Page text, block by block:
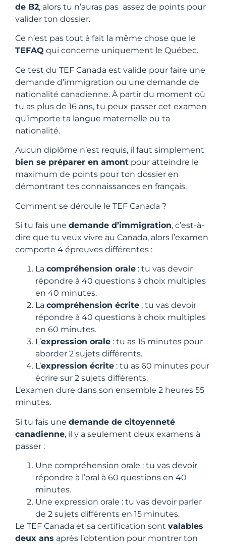
de B2, alors tu n’auras pas assez de points pour
valider ton dossier.
Ce n’est pas tout à fait la même chose que le
TEFAQ qui concerne uniquement le Québec.
Ce test du TEF Canada est valide pour faire une
demande d’immigration ou une demande de
nationalité canadienne. À partir du moment où
tu as plus de 16 ans, tu peux passer cet examen
qu’importe ta langue maternelle ou ta
nationalité.
Aucun diplôme n’est requis, il faut simplement
bien se préparer en amont pour atteindre le
maximum de points pour ton dossier en
démontrant tes connaissances en français.
Comment se déroule le TEF Canada ?
Si tu fais une demande d’immigration, c’est-à-
dire que tu veux vivre au Canada, alors l’examen
comporte 4 épreuves différentes :
La compréhension orale : tu vas devoir
répondre à 40 questions à choix multiples
en 40 minutes.
La compréhension écrite : tu vas devoir
répondre à 40 questions à choix multiples
en 60 minutes.
L’expression orale : tu as 15 minutes pour
aborder 2 sujets différents.
L’expression écrite : tu as 60 minutes pour
écrire sur 2 sujets différents.
L’examen dure dans son ensemble 2 heures 55
minutes.
Si tu fais une demande de citoyenneté
canadienne, il y a seulement deux examens à
passer :
Une compréhension orale : tu vas devoir
répondre à l’oral à 60 questions en 40
minutes.
Une expression orale : tu vas devoir parler
de 2 sujets différents en 15 minutes.
Le TEF Canada et sa certification sont valables
deux ans après l’obtention pour montrer ton